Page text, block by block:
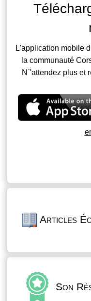
L'application mobile
la communauté
N`'attendez plus et
Articles
Son